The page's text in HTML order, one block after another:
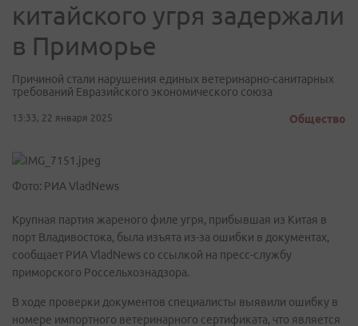
китайского угря задержали
в Приморье
Причиной стали нарушения единых ветеринарно-санитарных
требований Евразийского экономического союза
13:33, 22 января 2025 Общество
Фото: РИА VladNews
Крупная партия жареного филе угря, прибывшая из Китая в
порт Владивостока, была изъята из-за ошибки в документах,
сообщает РИА VladNews со ссылкой на пресс-службу
приморского Россельхознадзора.
В ходе проверки документов специалисты выявили ошибку в
номере импортного ветеринарного сертификата, что является